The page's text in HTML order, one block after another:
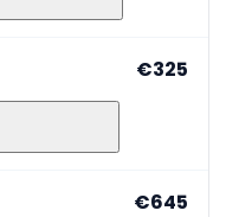
€325
€645